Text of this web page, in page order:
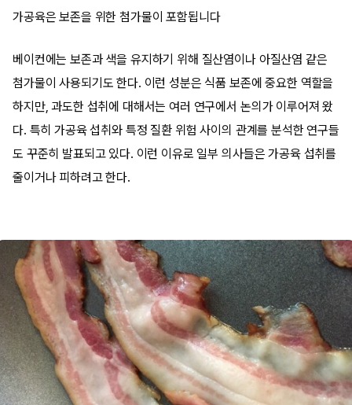
가공육은 보존을 위한 첨가물이 포함됩니다
베이컨에는 보존과 색을 유지하기 위해 질산염이나 아질산염 같은
첨가물이 사용되기도 한다. 이런 성분은 식품 보존에 중요한 역할을
하지만, 과도한 섭취에 대해서는 여러 연구에서 논의가 이루어져 왔
다. 특히 가공육 섭취와 특정 질환 위험 사이의 관계를 분석한 연구들
도 꾸준히 발표되고 있다. 이런 이유로 일부 의사들은 가공육 섭취를
줄이거나 피하려고 한다.